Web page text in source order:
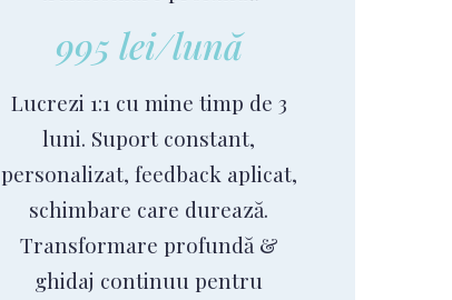
995 lei/lună
Lucrezi 1:1 cu mine timp de 3
luni. Suport constant,
personalizat, feedback aplicat,
schimbare care durează.
Transformare profundă &
ghidaj continuu pentru